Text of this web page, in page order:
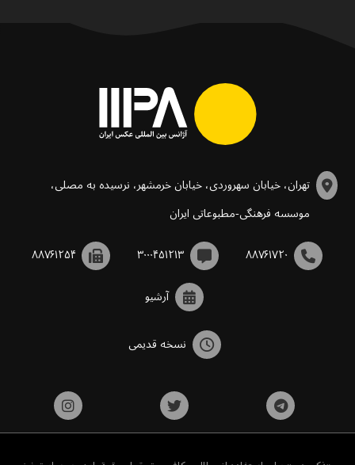
تهران، خیابان سهروردی، خیابان خرمشهر، نرسیده به مصلی،
موسسه فرهنگی-مطبوعاتی ایران
۸۸۷۶۱۷۲۰ ۳۰۰۰۴۵۱۲۱۳ ۸۸۷۶۱۲۵۴
آرشیو
نسخه قدیمی